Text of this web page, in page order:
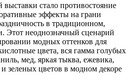
стало противостояние
эффекты на грани
в традиционном,
Этот неоднозначный сценарий
модных оттенков для
цвета, вся гамма голубых
мед, яркая тыква, ежевика,
зеленых цветов в модном декоре